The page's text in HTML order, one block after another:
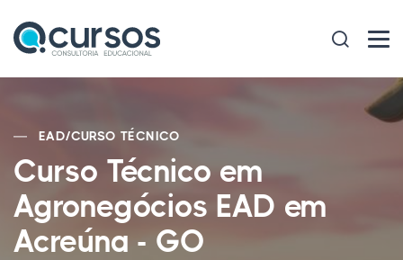
EAD/CURSO TÉCNICO
Curso Técnico em
Agronegócios EAD em
Acreúna - GO